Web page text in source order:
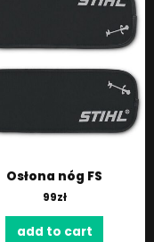
Osłona nóg FS
99zł
add to cart